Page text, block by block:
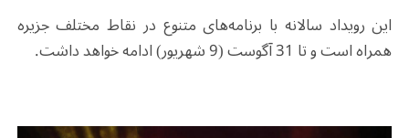
این رویداد سالانه با برنامه‌های متنوع در نقاط مختلف جزیره
همراه است و تا 31 آگوست (9 شهریور) ادامه خواهد داشت
.